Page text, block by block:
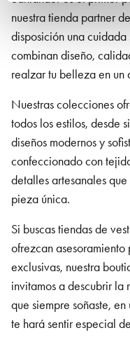
nuestra tienda partner
disposición una
combinan diseño,
realzar tu belleza en un
Nuestras colecciones
todos los estilos, desde
diseños modernos y
confeccionado con
detalles artesanales
pieza única.
Si buscas tiendas de
ofrezcan
exclusivas, nuestra
invitamos a descubrir
que siempre soñaste,
te hará sentir especial